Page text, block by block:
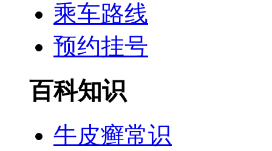
乘车路线
预约挂号
百科知识
牛皮癣常识